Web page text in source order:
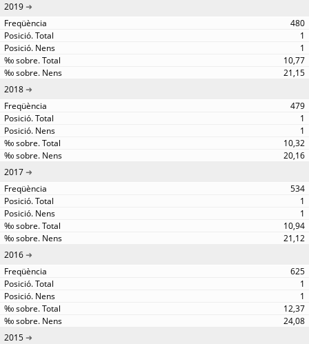
2019
480
1
1
10,77
21,15
2018
479
1
1
10,32
20,16
2017
534
1
1
10,94
21,12
2016
625
1
1
12,37
24,08
2015